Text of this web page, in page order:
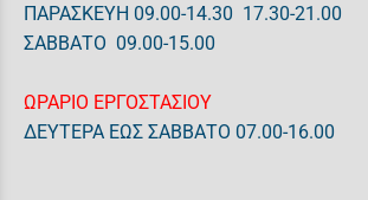
ΠΑΡΑΣΚΕΥΗ 09.00-14.30 17.30-21.00
ΣΑΒΒΑΤΟ 09.00-15.00
ΩΡΑΡΙΟ ΕΡΓΟΣΤΑΣΙΟΥ
ΔΕΥΤΕΡΑ ΕΩΣ ΣΑΒΒΑΤΟ 07.00-16.00